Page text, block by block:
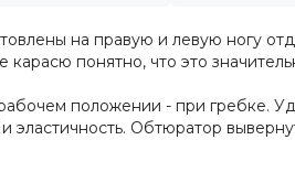
на правую и левую ногу
понятно, что это
положении - при гребке.
Обтюратор